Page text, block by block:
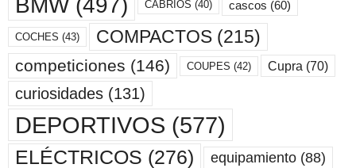
CABRIOS (40) cascos (60)
COCHES (43) COMPACTOS (215)
competiciones (146) COUPES (42) Cupra (70)
curiosidades (131)
DEPORTIVOS (577)
ELÉCTRICOS (276) equipamiento (88)